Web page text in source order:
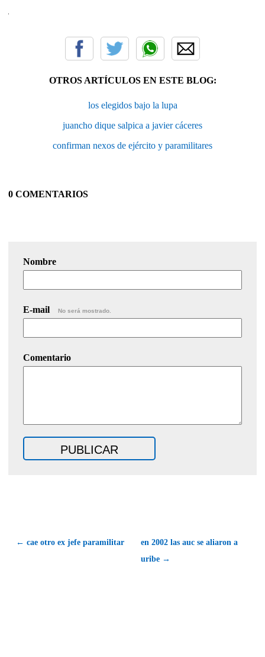
OTROS ARTÍCULOS EN ESTE BLOG:
los elegidos bajo la lupa
juancho dique salpica a javier cáceres
confirman nexos de ejército y paramilitares
0 COMENTARIOS
Nombre
E-mail No será mostrado.
Comentario
← cae otro ex jefe paramilitar
en 2002 las auc se aliaron a
uribe →